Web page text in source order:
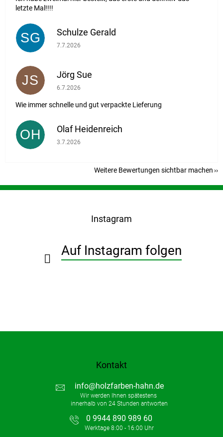
letzte Mal!!!!
SG Schulze Gerald
Die Shop-Bewertung beträgt 5 von 5 Sternen.
7.7.2026
JS Jörg Sue
Die Shop-Bewertung beträgt 5 von 5 Sternen.
6.7.2026
Wie immer schnelle und gut verpackte Lieferung
OH Olaf Heidenreich
Die Shop-Bewertung beträgt 5 von 5 Sternen.
3.7.2026
Weitere Bewertungen sichtbar machen
F
Instagram
Auf Instagram folgen
Kontakt
info@holzfarben-hahn.de
0 9944 890 989 60